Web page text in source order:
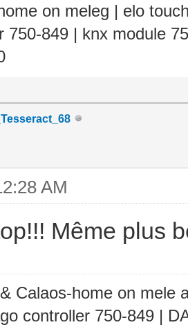
on meleg | elo
750-849 | knx module
AM
Même plus
Calaos-home on mele
controller 750-849 |